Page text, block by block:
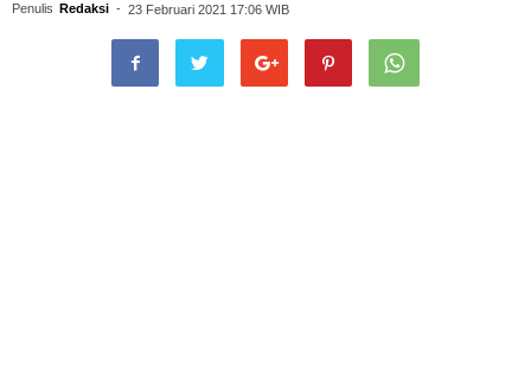
Penulis Redaksi - 23 Februari 2021 17:06 WIB